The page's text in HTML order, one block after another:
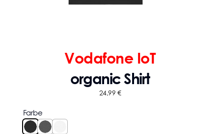
Vodafone IoT
organic Shirt
24,99 €
Farbe